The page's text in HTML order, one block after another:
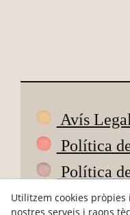
Avís Legal
Política
Política
Utilitzem cookies
nostres serveis i raons